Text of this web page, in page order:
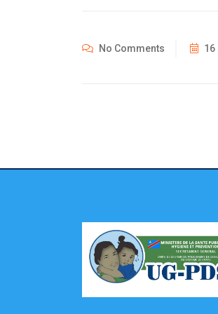
No Comments 16